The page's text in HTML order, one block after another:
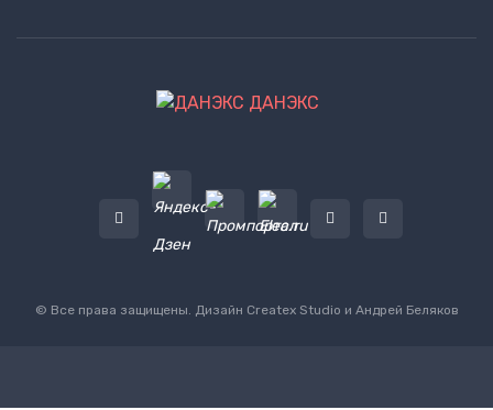
ДАНЭКС
© Все права защищены. Дизайн Createx Studio и Андрей Беляков